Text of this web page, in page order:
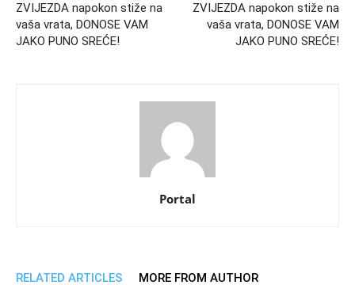
ZVIJEZDA napokon stiže na
vaša vrata, DONOSE VAM
JAKO PUNO SREĆE!
ZVIJEZDA napokon stiže na
vaša vrata, DONOSE VAM
JAKO PUNO SREĆE!
Portal
RELATED ARTICLES MORE FROM AUTHOR